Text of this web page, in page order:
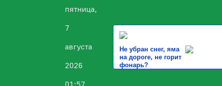
пятница,
7
августа
2026
Не убран снег, яма
на дороге, не горит
фонарь?